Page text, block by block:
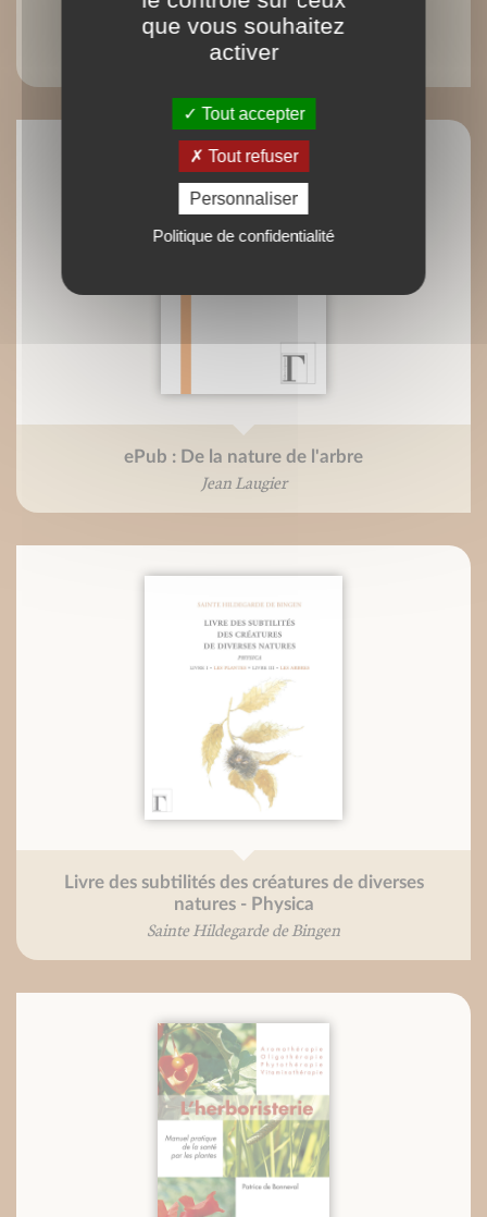
Ebook : De la nature de l'arbre
Jean Laugier
ePub : De la nature de l'arbre
Jean Laugier
Livre des subtilités des créatures de diverses
natures - Physica
Sainte Hildegarde de Bingen
que vous souhaitez
activer
Tout accepter
Tout refuser
Personnaliser
Politique de confidentialité